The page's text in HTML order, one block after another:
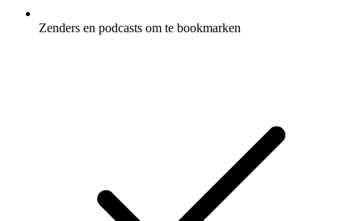
Zenders en podcasts om te bookmarken